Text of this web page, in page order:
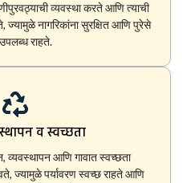
व्यवस्था करते आणि त्याची
नागरिकांना सुरक्षित आणि पुरेसे
राहते.
व स्वच्छता
आणि गावात स्वच्छता
ज्यामुळे पर्यावरण स्वच्छ राहते आणि